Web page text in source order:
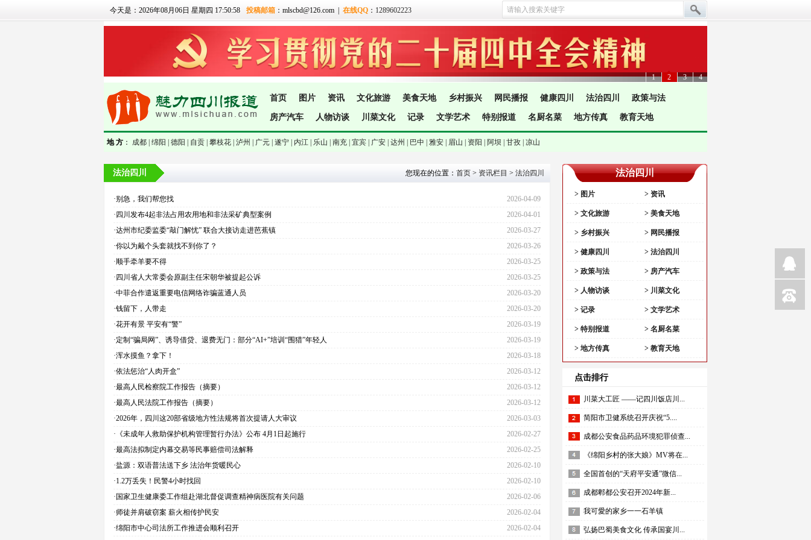
今天是：2026年08月06日 星期四 17:50:59 投稿邮箱 ：mlscbd@126.com | 在线QQ ： 1289602223
1 2 3 4
首页 图片 资讯 文化旅游 美食天地 乡村振兴 网民播报 健康四川 法治四川 政策与法
房产汽车 人物访谈 川菜文化 记录 文学艺术 特别报道 名厨名菜 地方传真 教育天地
地 方 ： 成都 | 绵阳 | 德阳 | 自贡 | 攀枝花 | 泸州 | 广元 | 遂宁 | 内江 | 乐山 | 南充 | 宜宾 | 广安 | 达州 | 巴中 | 雅安 | 眉山 | 资阳 | 阿坝 | 甘孜 | 凉山
法治四川
> 图片 > 资讯
> 文化旅游 > 美食天地
> 乡村振兴 > 网民播报
> 健康四川 > 法治四川
> 政策与法 > 房产汽车
> 人物访谈 > 川菜文化
> 记录 > 文学艺术
> 特别报道 > 名厨名菜
> 地方传真 > 教育天地
点击排行
川菜大工匠 ——记四川饭店川...
简阳市卫健系统召开庆祝“5....
成都公安食品药品环境犯罪侦查...
《绵阳乡村的张大娘》MV将在...
全国首创的“天府平安通”微信...
成都郫都公安召开2024年新...
我可愛的家乡一一石羊镇
弘扬巴蜀美食文化 传承国宴川...
法治四川 您现在的位置： 首页 > 资讯栏目 > 法治四川
·别急，我们帮您找
2026-04-09
·四川发布4起非法占用农用地和非法采矿典型案例
2026-04-01
·达州市纪委监委“敲门解忧” 联合大接访走进芭蕉镇
2026-03-27
·你以为戴个头套就找不到你了？
2026-03-26
·顺手牵羊要不得
2026-03-25
·四川省人大常委会原副主任宋朝华被提起公诉
2026-03-25
·中菲合作遣返重要电信网络诈骗蓝通人员
2026-03-20
·钱留下，人带走
2026-03-20
·花开有景 平安有“警”
2026-03-19
·定制“骗局网”、诱导借贷、退费无门：部分“AI+”培训“围猎”年轻人
2026-03-19
·浑水摸鱼？拿下！
2026-03-18
·依法惩治“人肉开盒”
2026-03-12
·最高人民检察院工作报告（摘要）
2026-03-12
·最高人民法院工作报告（摘要）
2026-03-12
·2026年，四川这20部省级地方性法规将首次提请人大审议
2026-03-03
·《未成年人救助保护机构管理暂行办法》公布 4月1日起施行
2026-02-27
·最高法拟制定内幕交易等民事赔偿司法解释
2026-02-25
·盐源：双语普法送下乡 法治年货暖民心
2026-02-10
·1.2万丢失！民警4小时找回
2026-02-10
·国家卫生健康委工作组赴湖北督促调查精神病医院有关问题
2026-02-06
·师徒并肩破窃案 薪火相传护民安
2026-02-04
·绵阳市中心司法所工作推进会顺利召开
2026-02-04